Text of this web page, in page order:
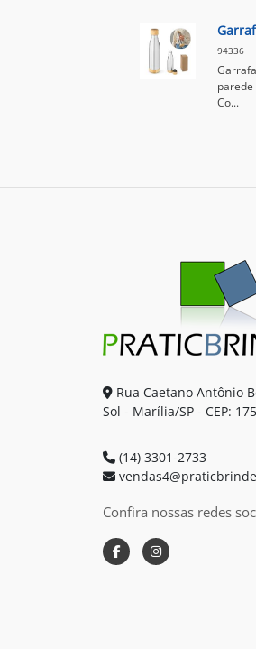
94336
Co...
Rua Caetano Antônio
Sol - Marília/SP - CEP:
(14) 3301-2733
Confira nossas redes